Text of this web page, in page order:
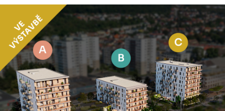
O PROJEKTU
Proč TRIO Radotín
FAQ sekce
Novinky
Postup koupě a financování